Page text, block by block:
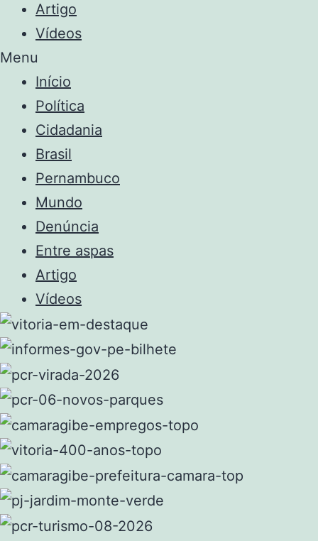
Artigo
Vídeos
Menu
Início
Política
Cidadania
Brasil
Pernambuco
Mundo
Denúncia
Entre aspas
Artigo
Vídeos